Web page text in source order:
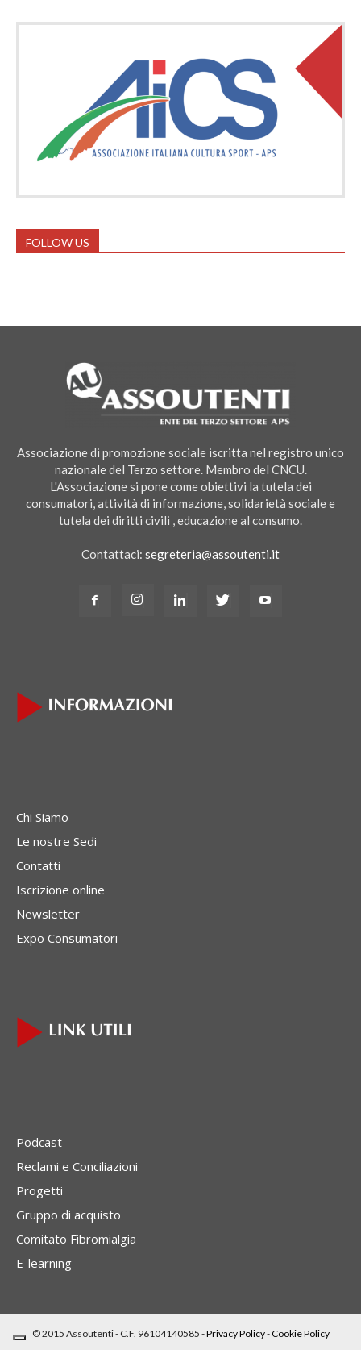
FOLLOW US
Associazione di promozione sociale iscritta nel registro unico
nazionale del Terzo settore. Membro del CNCU.
L'Associazione si pone come obiettivi la tutela dei
consumatori, attività di informazione, solidarietà sociale e
tutela dei diritti civili , educazione al consumo.
Contattaci: segreteria@assoutenti.it
Chi Siamo
Le nostre Sedi
Contatti
Iscrizione online
Newsletter
Expo Consumatori
Podcast
Reclami e Conciliazioni
Progetti
Gruppo di acquisto
Comitato Fibromialgia
E-learning
© 2015 Assoutenti - C.F. 96104140585 -Privacy Policy-Cookie Policy